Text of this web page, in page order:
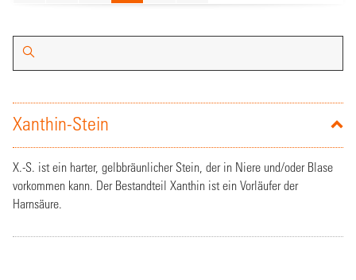
Xanthin-Stein
X.-S. ist ein harter, gelbbräunlicher Stein, der in Niere und/oder Blase
vorkommen kann. Der Bestandteil Xanthin ist ein Vorläufer der
Harnsäure.